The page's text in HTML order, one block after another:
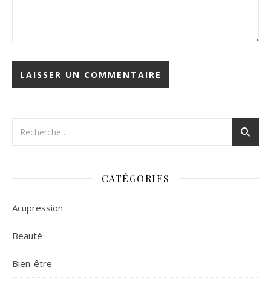
CATÉGORIES
Acupression
Beauté
Bien-être